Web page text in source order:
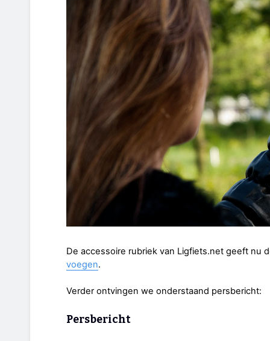
De accessoire rubriek van Ligfiets.net geeft nu
voegen.
Verder ontvingen we onderstaand persbericht:
Persbericht